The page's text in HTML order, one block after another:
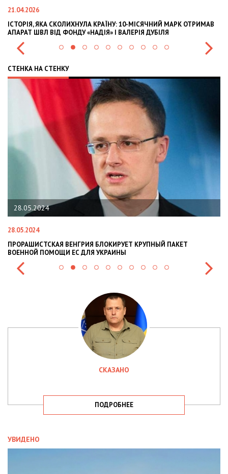
21.04.2026
ІСТОРІЯ, ЯКА СКОЛИХНУЛА КРАЇНУ: 10-МІСЯЧНИЙ МАРК ОТРИМАВ
АПАРАТ ШВЛ ВІД ФОНДУ «НАДІЯ» І ВАЛЕРІЯ ДУБІЛЯ
СТЕНКА НА СТЕНКУ
28.05.2024
28.05.2024
ПРОРАШИСТСКАЯ ВЕНГРИЯ БЛОКИРУЕТ КРУПНЫЙ ПАКЕТ
ВОЕННОЙ ПОМОЩИ ЕС ДЛЯ УКРАИНЫ
СКАЗАНО
ПОДРОБНЕЕ
УВИДЕНО